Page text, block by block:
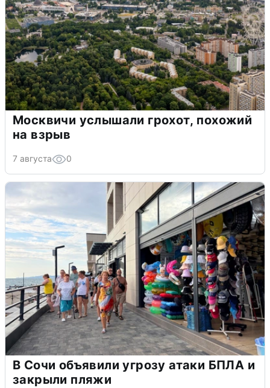
Москвичи услышали грохот, похожий
на взрыв
7 августа 0
В Сочи объявили угрозу атаки БПЛА и
закрыли пляжи